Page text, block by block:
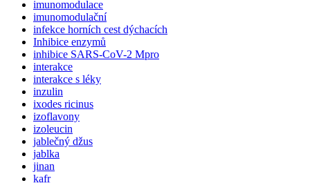
imunomodulace
imunomodulační
infekce horních cest dýchacích
Inhibice enzymů
inhibice SARS-CoV-2 Mpro
interakce
interakce s léky
inzulin
ixodes ricinus
izoflavony
izoleucin
jablečný džus
jablka
jinan
kafr